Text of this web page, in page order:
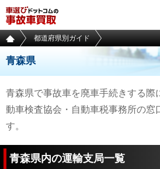
都道府県別ガイド
青森県
青森県で事故車を廃車手続きする際
動車検査協会・自動車税事務所の窓
す。
青森県内の運輸支局一覧